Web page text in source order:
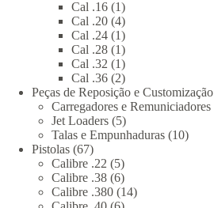
Cal .16 11
produto
Cal .20 44
produtos
Cal .24 11
produto
Cal .28 11
produto
Cal .32 11
produto
Cal .36 22
produtos
Peças de Reposição e Customização
Carregadores e Remuniciadores
Jet Loaders 55
produtos
Talas e Empunhaduras 1010
Pistolas 6767
produtos
Calibre .22 55
produtos
Calibre .38 66
produtos
Calibre .380 1414
6